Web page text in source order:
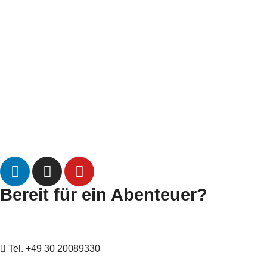
Bereit für ein Abenteuer?
Tel. +49 30 20089330